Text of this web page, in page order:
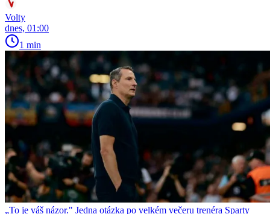
Volty
dnes, 01:00
1 min
„To je váš názor." Jedna otázka po velkém večeru trenéra Sparty